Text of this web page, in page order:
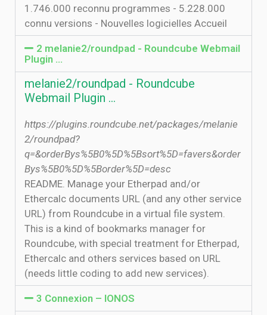
1.746.000 reconnu programmes - 5.228.000
connu versions - Nouvelles logicielles Accueil
2 melanie2/roundpad - Roundcube Webmail
Plugin …
melanie2/roundpad - Roundcube
Webmail Plugin …
https://plugins.roundcube.net/packages/melanie
2/roundpad?
q=&orderBys%5B0%5D%5Bsort%5D=favers&order
Bys%5B0%5D%5Border%5D=desc
README. Manage your Etherpad and/or
Ethercalc documents URL (and any other service
URL) from Roundcube in a virtual file system.
This is a kind of bookmarks manager for
Roundcube, with special treatment for Etherpad,
Ethercalc and others services based on URL
(needs little coding to add new services).
3 Connexion – IONOS